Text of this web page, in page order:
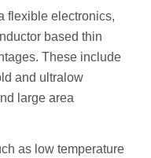
flexible electronics,
based thin
These include
and ultralow
large area
as low temperature